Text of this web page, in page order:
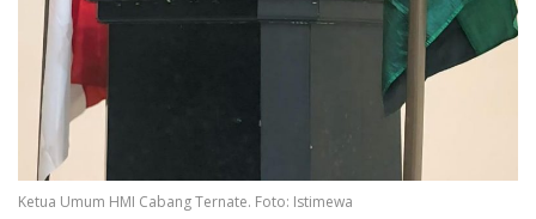
Ketua Umum HMI Cabang Ternate. Foto: Istimewa